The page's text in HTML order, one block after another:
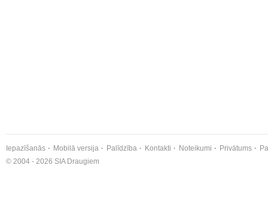
Iepazīšanās Mobilā versija Palīdzība Kontakti Noteikumi Privātums
© 2004 - 2026 SIA Draugiem